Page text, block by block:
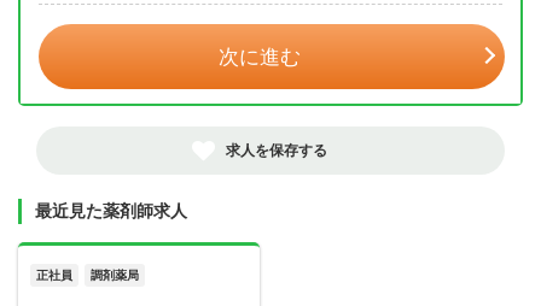
次に進む
求人を保存する
最近見た薬剤師求人
正社員 調剤薬局